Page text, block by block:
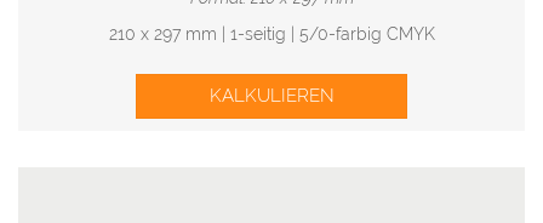
210 x 297 mm | 1-seitig | 5/0-farbig CMYK
KALKULIEREN